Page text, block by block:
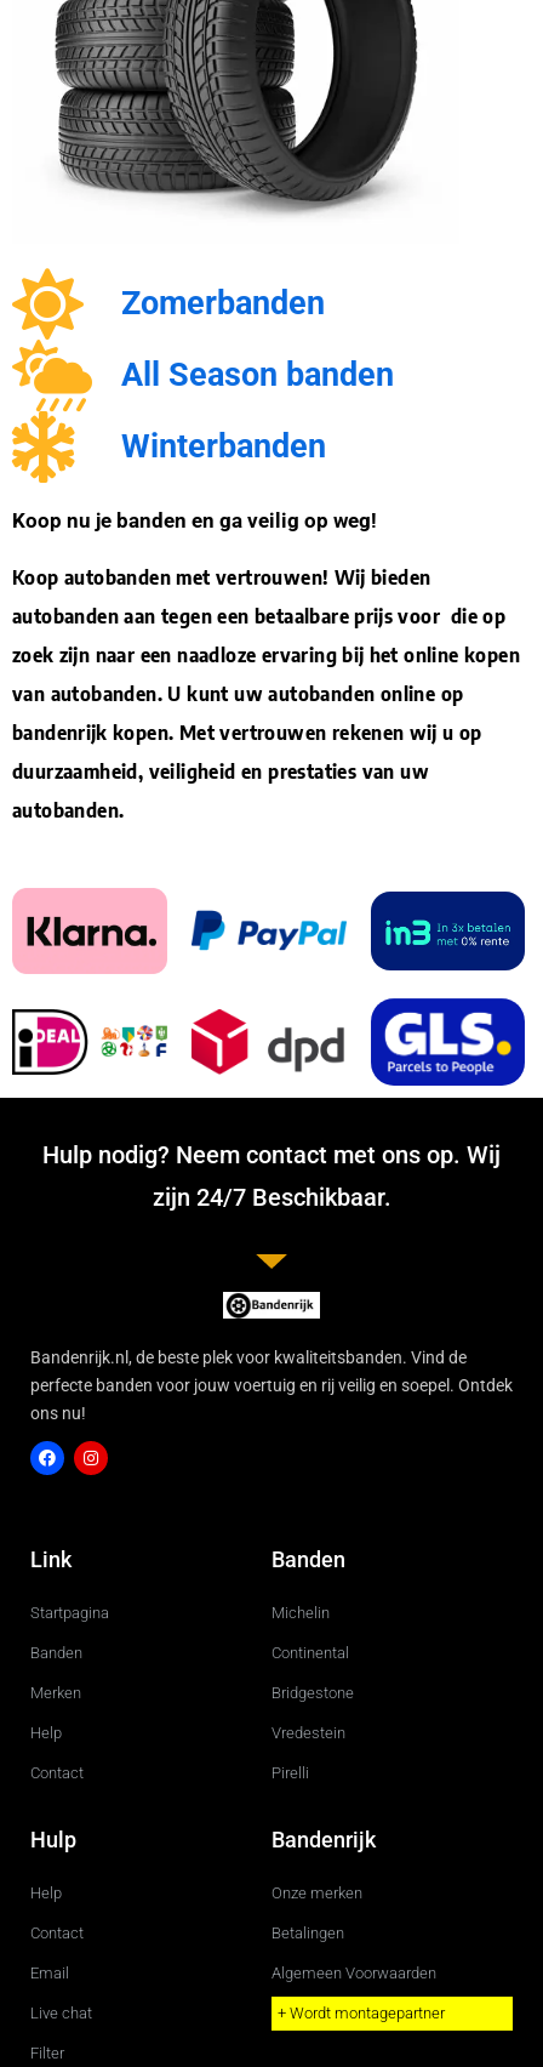
Zomerbanden
All Season banden
Winterbanden
Koop nu je banden en ga veilig op weg!
Koop autobanden met vertrouwen! Wij bieden
autobanden aan tegen een betaalbare prijs voor die op
zoek zijn naar een naadloze ervaring bij het online kopen
van autobanden. U kunt uw autobanden online op
bandenrijk kopen. Met vertrouwen rekenen wij u op
duurzaamheid, veiligheid en prestaties van uw
autobanden.
Hulp nodig? Neem contact met ons op. Wij
zijn 24/7 Beschikbaar.
Bandenrijk.nl, de beste plek voor kwaliteitsbanden. Vind de
perfecte banden voor jouw voertuig en rij veilig en soepel. Ontdek
ons nu!
c
e
o
g
r
Link
Startpagina
Banden
Merken
Help
Contact
Banden
Michelin
Continental
Bridgestone
Vredestein
Pirelli
Hulp
Help
Contact
Email
Live chat
Filter
Bandenrijk
Onze merken
Betalingen
Algemeen Voorwaarden
+ Wordt montagepartner